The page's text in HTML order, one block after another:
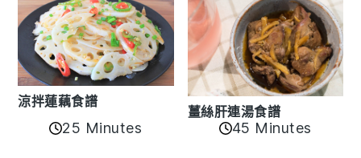
涼拌蓮藕食譜
25 Minutes
薑絲肝連湯食譜
45 Minutes